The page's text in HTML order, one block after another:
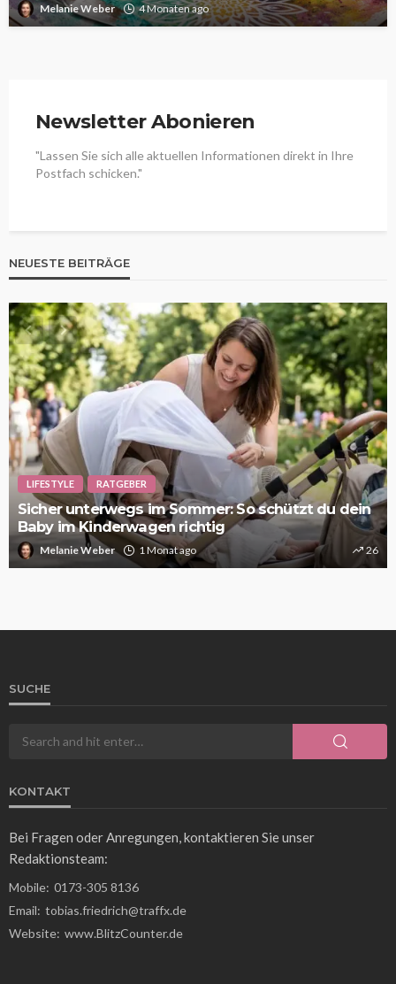
Melanie Weber 4 Monaten ago
Newsletter Abonieren
"Lassen Sie sich alle aktuellen Informationen direkt in Ihre
Postfach schicken."
NEUESTE BEITRÄGE
LIFESTYLE RATGEBER
Sicher unterwegs im Sommer: So schützt du dein
Baby im Kinderwagen richtig
Melanie Weber 1 Monat ago 26
SUCHE
KONTAKT
Bei Fragen oder Anregungen, kontaktieren Sie unser
Redaktionsteam:
Mobile: 0173-305 8136
Email: tobias.friedrich@traffx.de
Website: www.BlitzCounter.de